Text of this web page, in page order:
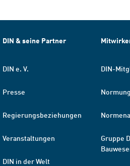
DIN & seine Partner
DIN e. V.
Presse
Regierungsbeziehungen
Veranstaltungen
DIN in der Welt
DIN-
Gruppe